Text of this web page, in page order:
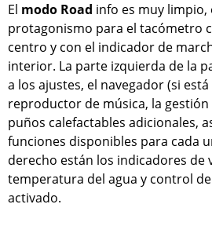
El modo Road info es muy limpio,
protagonismo para el tacómetro
centro y con el indicador de
interior. La parte izquierda de la
a los ajustes, el navegador (si
reproductor de música, la
puños calefactables adicionales,
funciones disponibles para cada
derecho están los indicadores de
temperatura del agua y control
activado.